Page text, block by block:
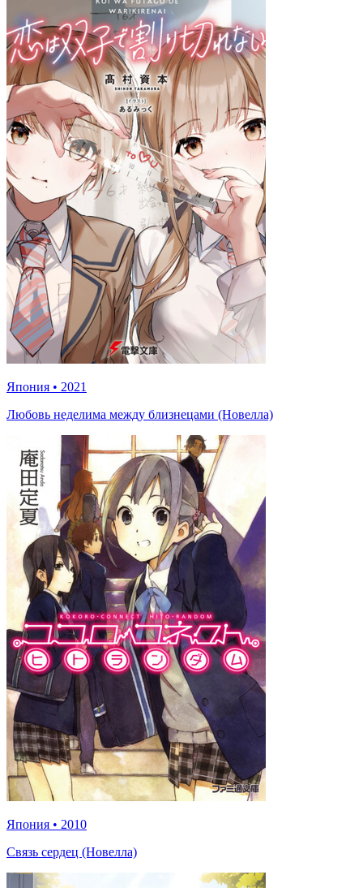
Япония • 2021
Любовь неделима между близнецами (Новелла)
Япония • 2010
Связь сердец (Новелла)